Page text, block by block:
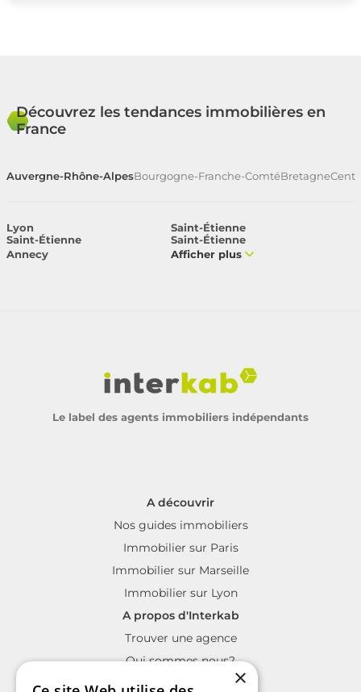
Découvrez les tendances immobilières en
France
Auvergne-Rhône-AlpesBourgogne-Franche-ComtéBretagne
Lyon
Saint-Étienne
Saint-Étienne
Saint-Étienne
Annecy
Afficher plus
Le label des agents immobiliers indépendants
A découvrir
Nos guides immobiliers
Immobilier sur Paris
Immobilier sur Marseille
Immobilier sur Lyon
A propos d'Interkab
Trouver une agence
Qui sommes nous?
La charte Interkab
×